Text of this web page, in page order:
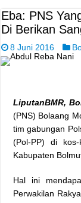
Eba: PNS
Di Berikan
8 Juni 2016
LiputanBMR,
(PNS) Bolaang
tim gabungan
(Pol-PP) di
Kabupaten
Hal ini
Perwakilan